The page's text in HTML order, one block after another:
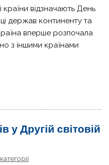
відзначають День
держав континенту та
вперше розпочала
з іншими країнами
у Другій світовій